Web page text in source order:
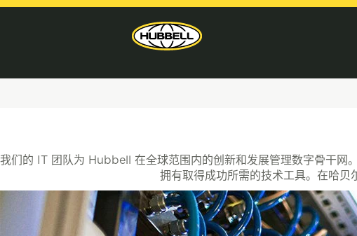
术
我们的 IT 团队为 Hubbell 在全球范围内的创新和发展管理数字骨干网
拥有取得成功所需的技术工具。在哈贝